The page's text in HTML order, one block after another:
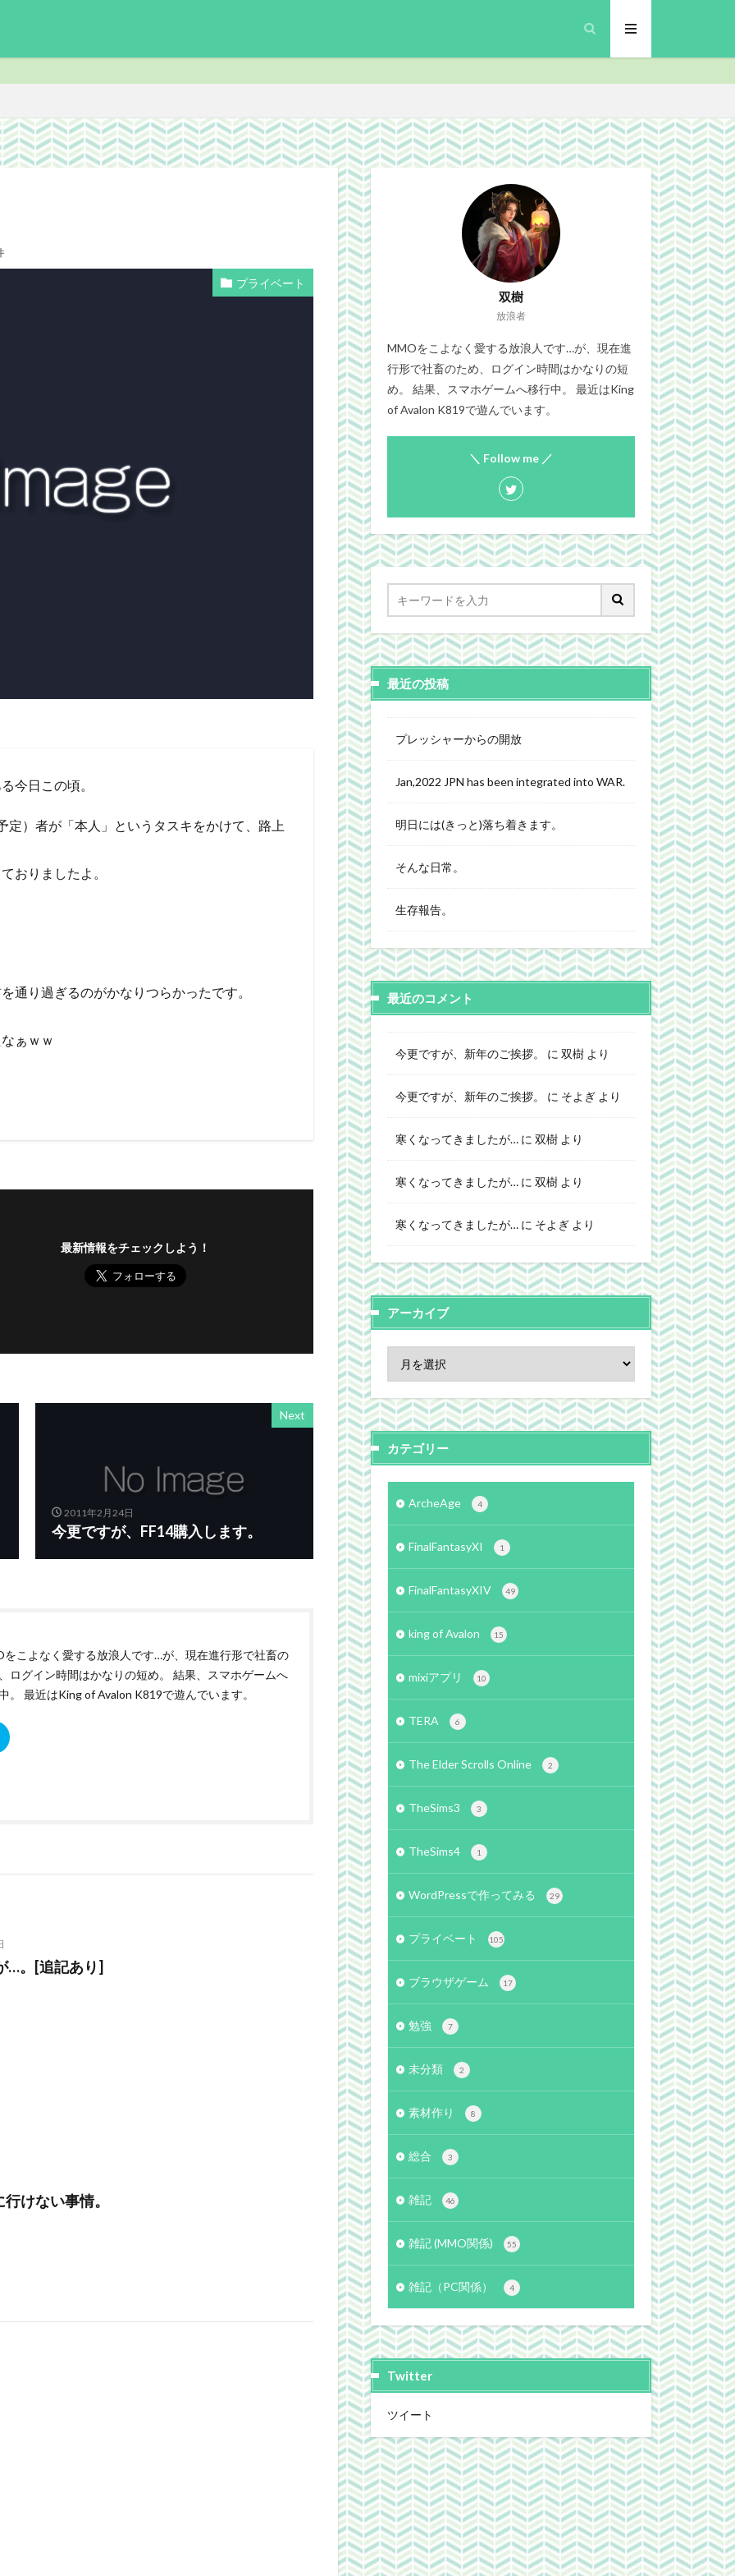
プライベート
今日この頃。
）者が「本人」というタスキをかけて、路上
おりましたよ。
通り過ぎるのがかなりつらかったです。
ぁｗｗ
最新情報をチェックしよう！
Next
2011年2月24日
今更ですが、FF14購入します。
をこよなく愛する放浪人です…が、現在進行形で社畜の
ログイン時間はかなりの短め。 結果、スマホゲームへ
。 最近はKing of Avalon K819で遊んでいます。
…。[追記あり]
けない事情。
双樹
放浪者
MMOをこよなく愛する放浪人です…が、現在進
行形で社畜のため、ログイン時間はかなりの短
め。 結果、スマホゲームへ移行中。 最近はKing
of Avalon K819で遊んでいます。
＼ Follow me ／
最近の投稿
プレッシャーからの開放
Jan,2022 JPN has been integrated into WAR.
明日には(きっと)落ち着きます。
そんな日常。
生存報告。
最近のコメント
今更ですが、新年のご挨拶。 に 双樹 より
今更ですが、新年のご挨拶。 に そよぎ より
寒くなってきましたが… に 双樹 より
寒くなってきましたが… に 双樹 より
寒くなってきましたが… に そよぎ より
アーカイブ
カテゴリー
ArcheAge 4
FinalFantasyXI 1
FinalFantasyXIV 49
king of Avalon 15
mixiアプリ 10
TERA 6
The Elder Scrolls Online 2
TheSims3 3
TheSims4 1
WordPressで作ってみる 29
プライベート 105
ブラウザゲーム 17
勉強 7
未分類 2
素材作り 8
総合 3
雑記 46
雑記 (MMO関係) 55
雑記（PC関係） 4
Twitter
ツイート
download Facebook FF14 FinalFantasyⅪ
FinalFantasyXIV
mixiアプリ
Screenshot security
WebDesign
サービス終了
動画 口蹄疫 国政